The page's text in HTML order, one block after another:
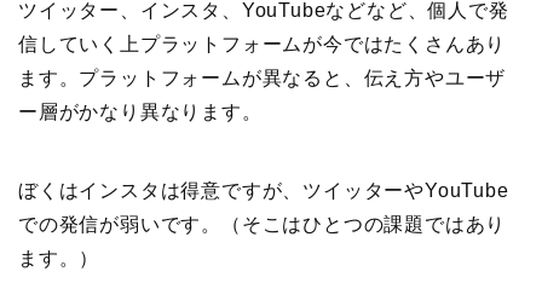
ツイッター、インスタ、YouTubeなどなど、個人で発
信していく上プラットフォームが今ではたくさんあり
ます。プラットフォームが異なると、伝え方やユーザ
ー層がかなり異なります。
ぼくはインスタは得意ですが、ツイッターやYouTube
での発信が弱いです。（そこはひとつの課題ではあり
ます。）